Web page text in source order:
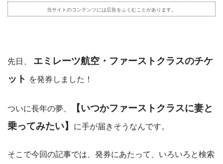
当サイトのコンテンツには広告をふくむことがあります。
先日、 エミレーツ航空・ファーストクラスのチケ
ット を発券しました！
ついに長年の夢、
【いつかファーストクラスに妻と
乗ってみたい】
に手が届きそうなんです。
そこで今回の記事では、発券にあたって、いろいろと検索